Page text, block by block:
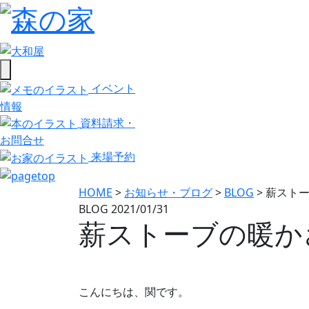
イベント
情報
資料請求・
お問合せ
来場予約
HOME > お知らせ・ブログ> BLOG >薪スト
BLOG 2021/01/31
薪ストーブの暖か
こんにちは、関です。